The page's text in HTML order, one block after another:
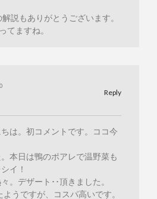
説もありがとうございます。
てますね。
Reply
は。初コメントです。ココ今
本日は鴨のポアレで温野菜も
イ！
。デザート･･頂きました。
うですが、コスパ高いです。